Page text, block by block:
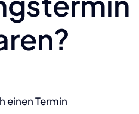
einen Termin